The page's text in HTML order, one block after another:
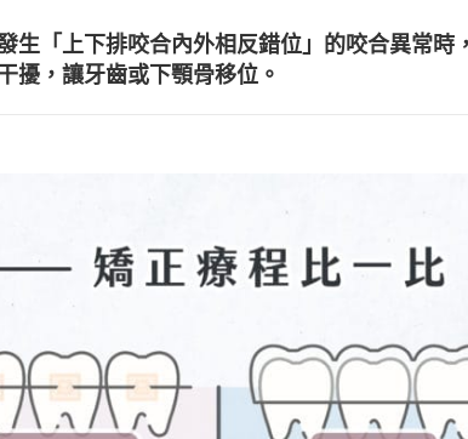
「上下排咬合內外相反錯位」的咬合異常時
擾，讓牙齒或下顎骨移位。